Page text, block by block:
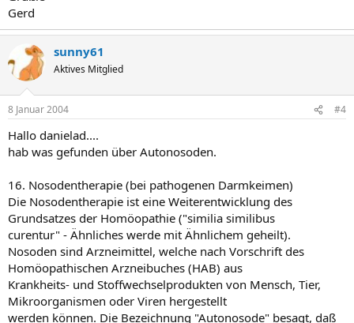
Gerd
sunny61
Aktives Mitglied
8 Januar 2004 #4
Hallo danielad....
hab was gefunden über Autonosoden.
16. Nosodentherapie (bei pathogenen Darmkeimen)
Die Nosodentherapie ist eine Weiterentwicklung des
Grundsatzes der Homöopathie ("similia similibus
curentur" - Ähnliches werde mit Ähnlichem geheilt).
Nosoden sind Arzneimittel, welche nach Vorschrift des
Homöopathischen Arzneibuches (HAB) aus
Krankheits- und Stoffwechselprodukten von Mensch, Tier,
Mikroorganismen oder Viren hergestellt
werden können. Die Bezeichnung "Autonosode" besagt, daß